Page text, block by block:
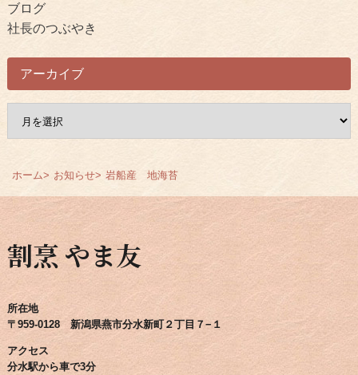
ホーム お知らせ 岩船産 地海苔
ブログ
社長のつぶやき
アーカイブ
イ
割烹 やま友
所在地
〒959-0128 新潟県燕市分水新町２丁目７−１
アクセス
分水駅から車で3分